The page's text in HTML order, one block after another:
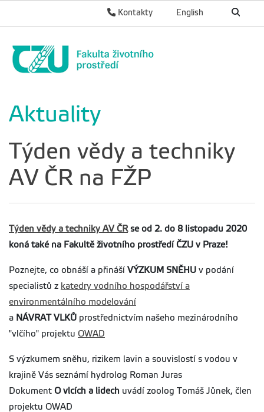
English
Kontakty
Aktuality
Týden vědy a techniky
AV ČR na FŽP
Týden vědy a techniky AV ČRse od 2. do 8 listopadu 2020
koná také na Fakultě životního prostředí ČZU v Praze!
Poznejte, co obnáší a přináší VÝZKUM SNĚHU v podání
specialistů z katedry vodního hospodářství a
environmentálního modelování
a NÁVRAT VLKŮ prostřednictvím našeho mezinárodního
"vlčího" projektu OWAD
S výzkumem sněhu, rizikem lavin a souvislostí s vodou v
krajině Vás seznámí hydrolog Roman Juras
Dokument O vlcích a lidech uvádí zoolog Tomáš Jůnek, člen
projektu OWAD